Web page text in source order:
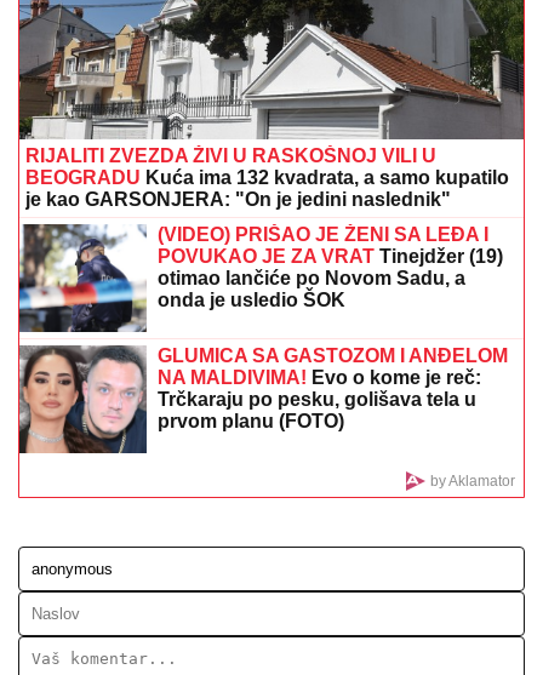
IŠLA NA OPERACIJU ZATEZANJA
STOMAKAŽena našeg pevača se
nakon tri porođaja odlučila na hirurški
zahvat: "To mi je jedna od najboljih
odluka"
"TILjUDI SU LUDI" Tramp udario na vozače ovih
automobila: Znate onu bolest?
NAŠ GLUMAC (65) OŽENIO 32
Upoznala ga dok je bila na fakultetu, a
sada pokazala čime se bavi pored